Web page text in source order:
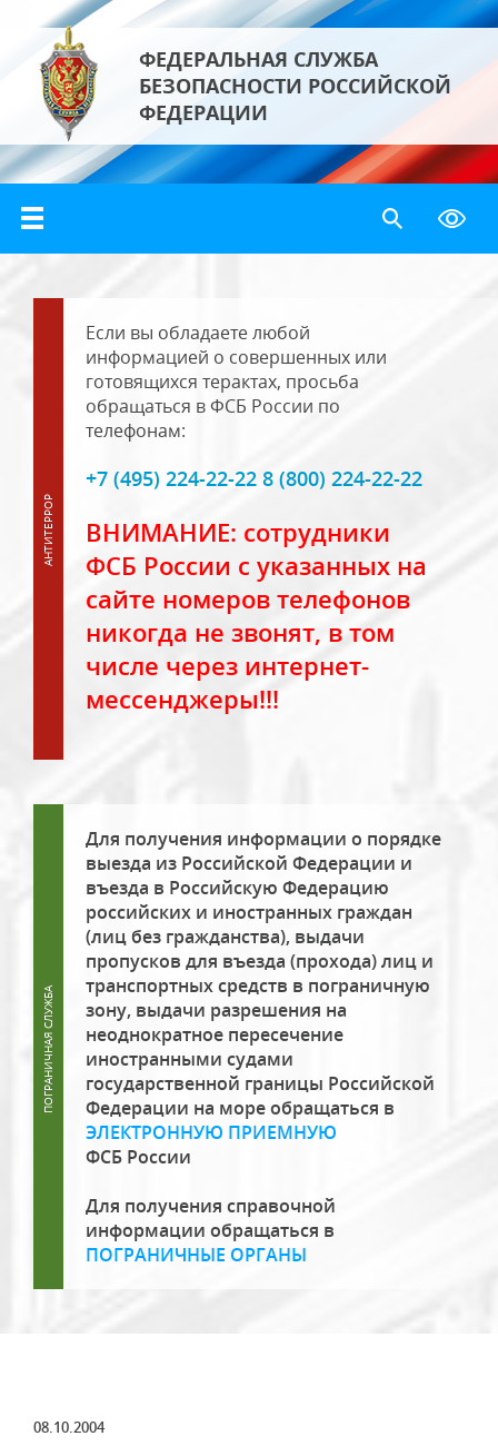
ФЕДЕРАЛЬНАЯ СЛУЖБА
БЕЗОПАСНОСТИ РОССИЙСКОЙ
ФЕДЕРАЦИИ
Если вы обладаете любой
информацией о совершенных или
готовящихся терактах, просьба
обращаться в ФСБ России по
телефонам:
+7 (495) 224-22-22 8 (800) 224-22-22
ВНИМАНИЕ: сотрудники
ФСБ России с указанных на
сайте номеров телефонов
никогда не звонят, в том
числе через интернет-
мессенджеры!!!
Для получения информации о порядке
выезда из Российской Федерации и
въезда в Российскую Федерацию
российских и иностранных граждан
(лиц без гражданства), выдачи
пропусков для въезда (прохода) лиц и
транспортных средств в пограничную
зону, выдачи разрешения на
неоднократное пересечение
иностранными судами
государственной границы Российской
Федерации на море обращаться в
ЭЛЕКТРОННУЮ ПРИЕМНУЮ
ФСБ России
Для получения справочной
информации обращаться в
ПОГРАНИЧНЫЕ ОРГАНЫ
08.10.2004